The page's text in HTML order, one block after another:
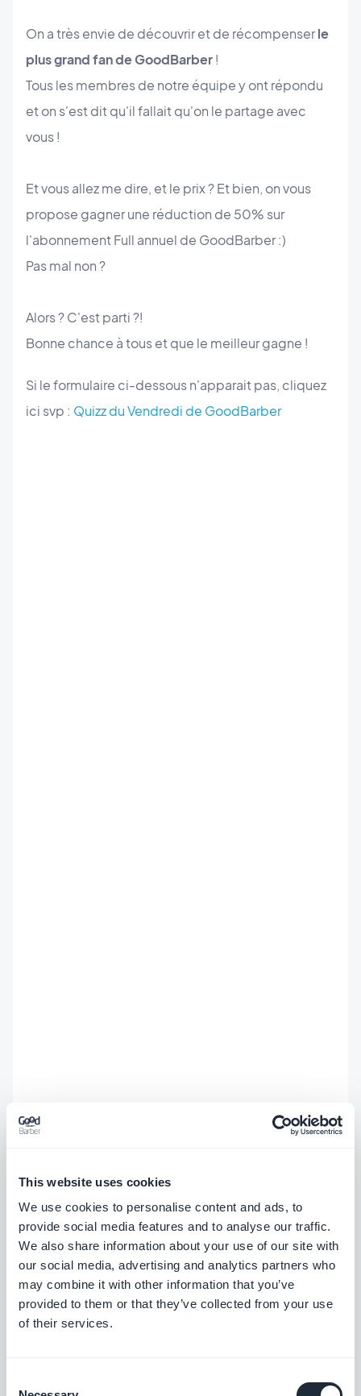
This website uses cookies
We use cookies to personalise content and ads, to
provide social media features and to analyse our traffic.
We also share information about your use of our site with
our social media, advertising and analytics partners who
may combine it with other information that you’ve
provided to them or that they’ve collected from your use
of their services.
On a très envie de découvrir et de récompenserle
plus grand fan de GoodBarber!
Tous les membres de notre équipe y ont répondu
et on s'est dit qu'il fallait qu'on le partage avec
vous !
Et vous allez me dire, et le prix ? Et bien, on vous
propose gagner une réduction de 50% sur
l'abonnement Full annuel de GoodBarber :)
Pas mal non ?
Alors ? C'est parti ?!
Bonne chance à tous et que le meilleur gagne !
Si le formulaire ci-dessous n'apparait pas, cliquez
ici svp : Quizz du Vendredi de GoodBarber
#Quiz